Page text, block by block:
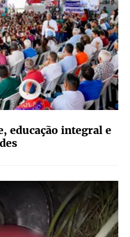
educação integral e